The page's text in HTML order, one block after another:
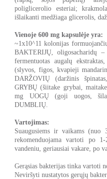
poliglicerolio esteriai;
išlaikanti medžiaga glicerolis,
Vienoje 600 mg kapsulėje yra:
~1x10^11 kolonijas
BAKTERIJŲ, oligosacharidų
fermentuotas augalų
(slyvos, figos, kvapieji
DARŽOVIŲ (daržinis
GRYBŲ (šiitake grybai,
mg UOGŲ (goji uogos,
DUMBLIŲ.
Vartojimas:
Suaugusiems ir vaikams
rekomenduojama vartoti po
vandeniu, geriausiai vakare, po
Gerąsias bakterijas tinka vartoti
Neviršyti nustatytos gerųjų